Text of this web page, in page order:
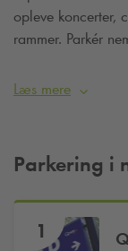
opleve koncerter,
rammer. Parkér
Læs mere
Parkering i
1